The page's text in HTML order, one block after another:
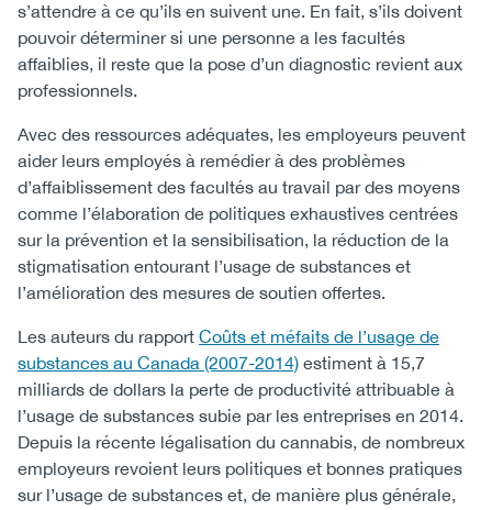
s’attendre à ce qu’ils en suivent une. En fait, s’ils doivent
pouvoir déterminer si une personne a les facultés
affaiblies, il reste que la pose d’un diagnostic revient aux
professionnels.
Avec des ressources adéquates, les employeurs peuvent
aider leurs employés à remédier à des problèmes
d’affaiblissement des facultés au travail par des moyens
comme l’élaboration de politiques exhaustives centrées
sur la prévention et la sensibilisation, la réduction de la
stigmatisation entourant l’usage de substances et
l’amélioration des mesures de soutien offertes.
Les auteurs du rapport Coûts et méfaits de l’usage de
substances au Canada (2007-2014) estiment à 15,7
milliards de dollars la perte de productivité attribuable à
l’usage de substances subie par les entreprises en 2014.
Depuis la récente légalisation du cannabis, de nombreux
employeurs revoient leurs politiques et bonnes pratiques
sur l’usage de substances et, de manière plus générale,